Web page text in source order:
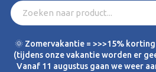
🌞 Zomervakantie = >>>15%
(tijdens onze vakantie worden er
Vanaf 11 augustus gaan we weer